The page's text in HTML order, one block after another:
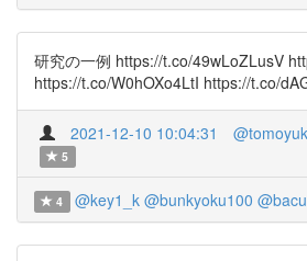
研究の一例 https://t.co/49wLoZLusV
https://t.co/W0hOXo4LtI https://t.co/
2021-12-10 10:04:31
5
4 @key1_k @bunkyoku100